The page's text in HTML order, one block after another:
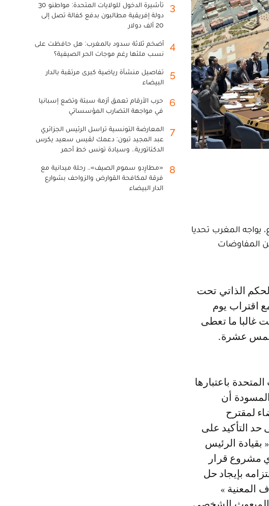
المغرب تحديا
بين المفاوضات
اقتراب يوم
غالبا ما تعطى
عشرة.
صاغته الولايات المتحدة باعتبارها
أن
لمقترح
حد التأكيد على
الرئيس
مشروع قرار
بإيجاد حل
المعنية »
3
تأشيرة الدخول للولايات المتحدة: مواطنو 30
دولة إفريقية مطالبون بدفع كفالة تصل إلى
20 ألف دولار
4
أضخم ثلاثة سدود بالمغرب: هل حافظت على
نسب ملئها رغم موجات الحر الصيفية؟
5
تفاصيل منشأة رياضية كبرى مرتقبة بالدار
البيضاء
6
حرب الأرقام تعمق أزمة سبتة وتضع إسبانيا
في مواجهة التضارب المؤسساتي
7
المعارضة التونسية تراسل الرئيس الجزائري
عبد المجيد تبون: دعمك لقيس سعيد يكرس
الدكتاتورية.. وسيادة تونس خط أحمر
8
«مطارِدو سموم الصيف».. رحلة ميدانية مع
فرقة لمكافحة القوارض والزواحف بشوارع
الدار البيضاء